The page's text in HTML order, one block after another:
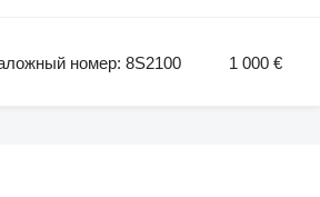
номер: 8S2100 1 000 €